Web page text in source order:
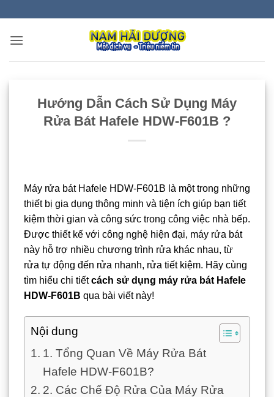
nội
Hướng Dẫn Cách Sử Dụng Máy
Rửa Bát Hafele HDW-F601B ?
Máy rửa bát Hafele HDW-F601B là một trong những
thiết bị gia dụng thông minh và tiện ích giúp bạn tiết
kiệm thời gian và công sức trong công việc nhà bếp.
Được thiết kế với công nghệ hiện đại, máy rửa bát
này hỗ trợ nhiều chương trình rửa khác nhau, từ
rửa tự động đến rửa nhanh, rửa tiết kiệm. Hãy cùng
tìm hiểu chi tiếtcách sử dụng máy rửa bát Hafele
HDW-F601B qua bài viết này!
Nội dung
1. Tổng Quan Về Máy Rửa Bát
Hafele HDW-F601B?
2. Các Chế Độ Rửa Của Máy Rửa